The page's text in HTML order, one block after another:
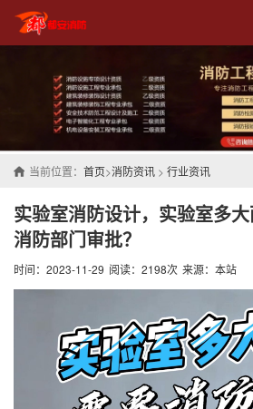
当前位置： 首页>消防资讯 > 行业资讯
实验室消防设计，实验室多
消防部门审批？
时间：2023-11-29 阅读：2198次 来源：本站